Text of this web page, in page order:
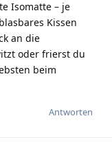
Isomatte – je
Kissen
an die
oder frierst du
beim
Antworten